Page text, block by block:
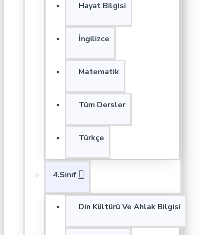
Hayat Bilgisi
İngilizce
Matematik
Tüm Dersler
Türkçe
4.Sınıf
Din Kültürü Ve Ahlak Bilgisi